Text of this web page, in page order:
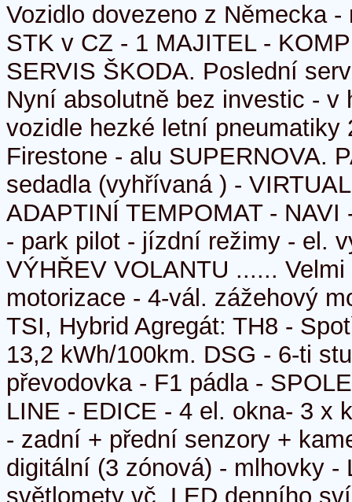
Vozidlo dovezeno z Německa
STK v CZ - 1 MAJITEL -
SERVIS ŠKODA. Poslední
Nyní absolutně bez investic - v
vozidle hezké letní pneumatiky
Firestone - alu SUPERNOVA.
sedadla (vyhřívaná ) -
ADAPTINÍ TEMPOMAT - NAVI
- park pilot - jízdní režimy - el.
VÝHŘEV VOLANTU ......
motorizace - 4-vál. zážehový
TSI, Hybrid Agregát: TH8 -
13,2 kWh/100km. DSG - 6-ti
převodovka - F1 pádla -
LINE - EDICE - 4 el. okna- 3 x
- zadní + přední senzory +
digitální (3 zónová) - mlhovky -
světlomety vč. LED denního